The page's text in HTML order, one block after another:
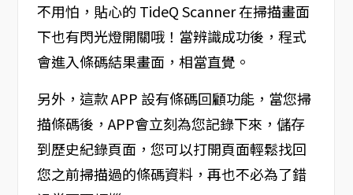
不用怕，貼心的 TideQ Scanner 在掃描畫面
下也有閃光燈開關哦！當辨識成功後，程式
會進入條碼結果畫面，相當直覺。
另外，這款 APP 設有條碼回顧功能，當您掃
描條碼後，APP會立刻為您記錄下來，儲存
到歷史紀錄頁面，您可以打開頁面輕鬆找回
您之前掃描過的條碼資料，再也不必為了錯